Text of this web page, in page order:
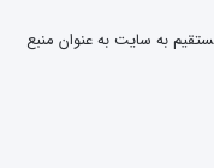
به سایت به عنوان منبع